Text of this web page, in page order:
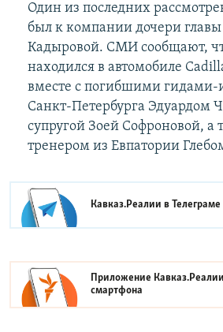
Один из последних
был к компании дочери
Кадыровой. СМИ сообщают,
находился в автомобиле
вместе с погибшими гидами-
Санкт-Петербурга Эдуардом
супругой Зоей Софроновой, а
тренером из Евпатории
Кавказ.Реалии вТелеграме
Приложение
смартфона